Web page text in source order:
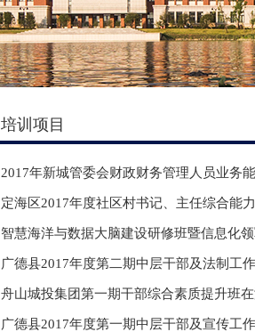
培训项目
2017年新城管委会财政财务管理人员业务
定海区2017年度社区村书记、主任综合能
智慧海洋与数据大脑建设研修班暨信息化
广德县2017年度第二期中层干部及法制工
舟山城投集团第一期干部综合素质提升班
广德县2017年度第一期中层干部及宣传工